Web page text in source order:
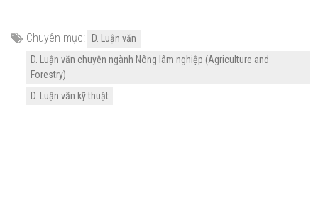
Chuyên mục:
D. Luận văn
D. Luận văn chuyên ngành Nông lâm nghiệp (Agriculture and
Forestry)
D. Luận văn kỹ thuật